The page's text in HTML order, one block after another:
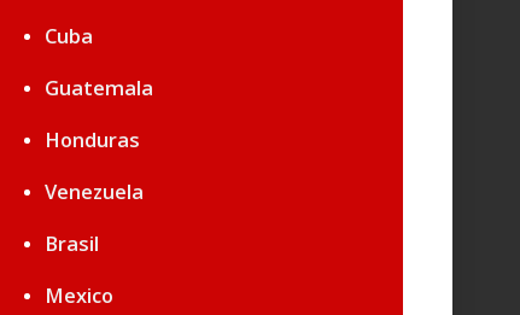
Cuba
Guatemala
Honduras
Venezuela
Brasil
Mexico